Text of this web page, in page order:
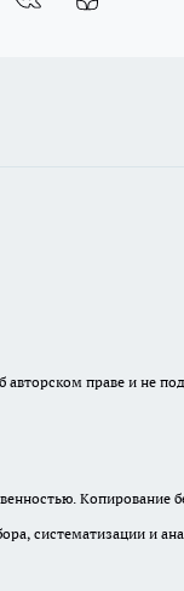
авторском праве и не
Копирование
систематизации и